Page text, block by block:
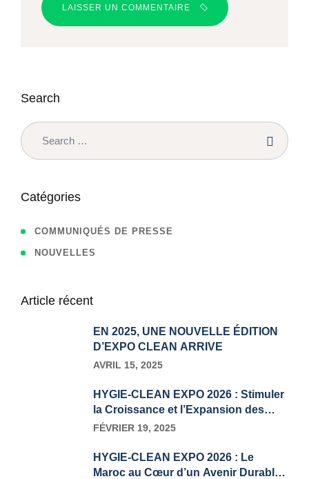
LAISSER UN COMMENTAIRE
Search
Catégories
COMMUNIQUÉS DE PRESSE
NOUVELLES
Article récent
EN 2025, UNE NOUVELLE ÉDITION
D’EXPO CLEAN ARRIVE
AVRIL 15, 2025
HYGIE-CLEAN EXPO 2026 : Stimuler
la Croissance et l’Expansion des
Entreprises pour les Exposants
FÉVRIER 19, 2025
HYGIE-CLEAN EXPO 2026 : Le
Maroc au Cœur d’un Avenir Durable